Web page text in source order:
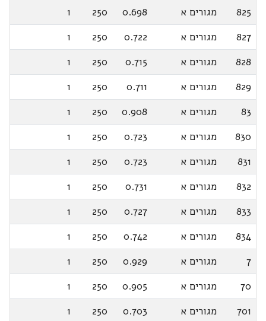
825
מגורים א 0.698
250
1
827
מגורים א 0.722
250
1
828
מגורים א 0.715
250
1
829
מגורים א 0.711
250
1
83
מגורים א 0.908
250
1
830
מגורים א 0.723
250
1
831
מגורים א 0.723
250
1
832
מגורים א 0.731
250
1
833
מגורים א 0.727
250
1
834
מגורים א 0.742
250
1
7
מגורים א 0.929
250
1
70
מגורים א 0.905
250
1
701
מגורים א 0.703
250
1